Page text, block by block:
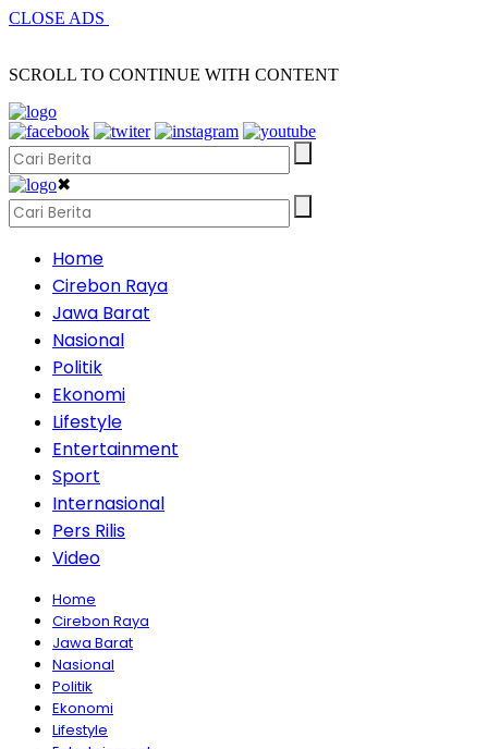
CLOSE ADS
SCROLL TO CONTINUE WITH CONTENT
✖
Home
Cirebon Raya
Jawa Barat
Nasional
Politik
Ekonomi
Lifestyle
Entertainment
Sport
Internasional
Pers Rilis
Video
Home
Cirebon Raya
Jawa Barat
Nasional
Politik
Ekonomi
Lifestyle